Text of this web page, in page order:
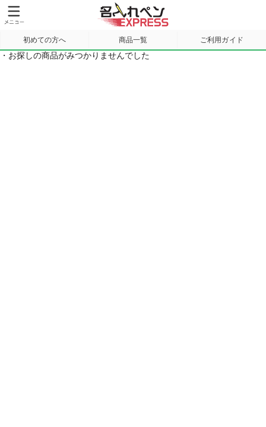
初めての方へ 商品一覧 ご利用ガイド
サンプル請求
・お探しの商品がみつかりませんでした